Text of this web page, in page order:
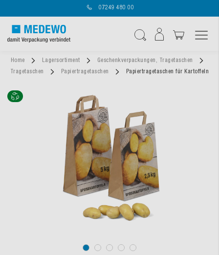
07249 480 00
Home Lagersortiment
Geschenkverpackungen, Tragetaschen
Tragetaschen
Papiertragetaschen Papiertragetaschen für Kartoffeln